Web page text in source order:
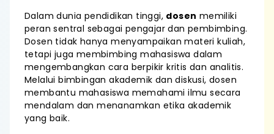
Dalam dunia pendidikan tinggi, dosen memiliki
peran sentral sebagai pengajar dan pembimbing.
Dosen tidak hanya menyampaikan materi kuliah,
tetapi juga membimbing mahasiswa dalam
mengembangkan cara berpikir kritis dan analitis.
Melalui bimbingan akademik dan diskusi, dosen
membantu mahasiswa memahami ilmu secara
mendalam dan menanamkan etika akademik
yang baik.